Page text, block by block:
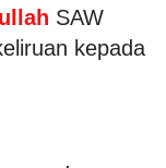
SAW
kepada